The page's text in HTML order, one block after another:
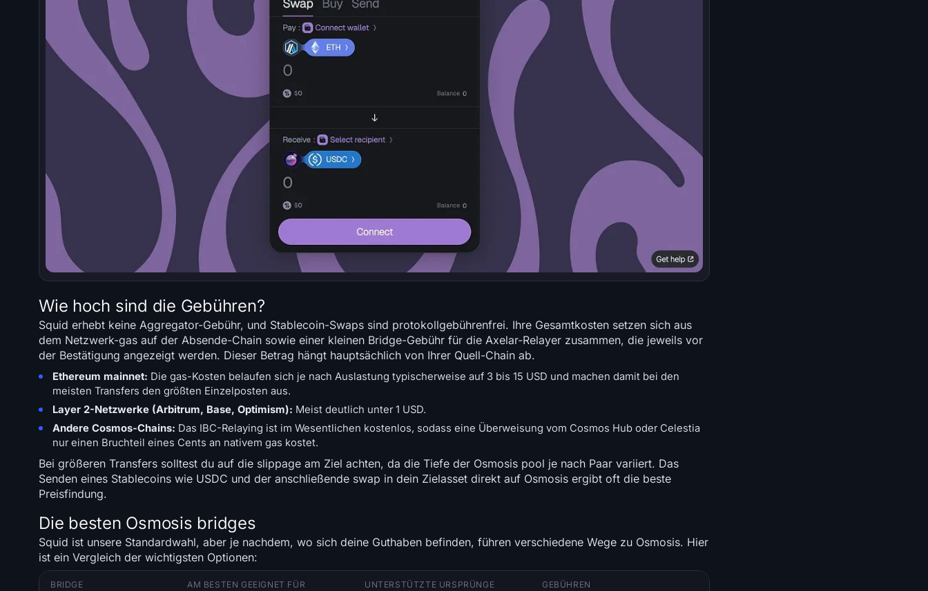
Wie hoch sind die Gebühren?
Squid erhebt keine Aggregator-Gebühr, und Stablecoin-Swaps sind protokollgebührenfrei. Ihre Gesamtkosten setzen sich aus
dem Netzwerk-gas auf der Absende-Chain sowie einer kleinen Bridge-Gebühr für die Axelar-Relayer zusammen, die jeweils vor
der Bestätigung angezeigt werden. Dieser Betrag hängt hauptsächlich von Ihrer Quell-Chain ab.
Ethereum mainnet: Die gas-Kosten belaufen sich je nach Auslastung typischerweise auf 3 bis 15 USD und machen damit bei den
meisten Transfers den größten Einzelposten aus.
Layer 2-Netzwerke (Arbitrum, Base, Optimism): Meist deutlich unter 1 USD.
Andere Cosmos-Chains: Das IBC-Relaying ist im Wesentlichen kostenlos, sodass eine Überweisung vom Cosmos Hub oder Celestia
nur einen Bruchteil eines Cents an nativem gas kostet.
Bei größeren Transfers solltest du auf die slippage am Ziel achten, da die Tiefe der Osmosis pool je nach Paar variiert. Das
Senden eines Stablecoins wie USDC und der anschließende swap in dein Zielasset direkt auf Osmosis ergibt oft die beste
Preisfindung.
Die besten Osmosis bridges
Squid ist unsere Standardwahl, aber je nachdem, wo sich deine Guthaben befinden, führen verschiedene Wege zu Osmosis. Hier
ist ein Vergleich der wichtigsten Optionen:
BRIDGE AM BESTEN GEEIGNET FÜR UNTERSTÜTZTE URSPRÜNGE GEBÜHREN